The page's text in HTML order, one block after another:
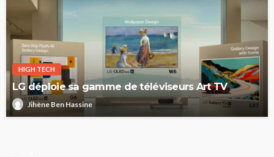
HIGH TECH
LG déploie sa gamme de téléviseurs Art TV
Jihène Ben Hassine